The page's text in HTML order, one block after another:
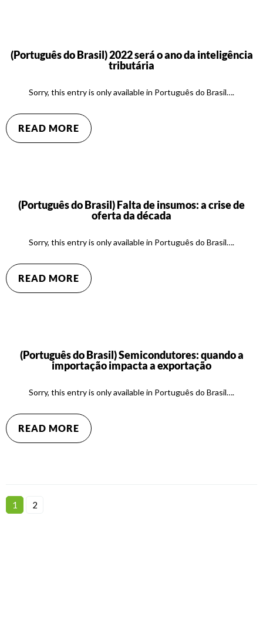
(Português do Brasil) 2022 será o ano da inteligência
tributária
Sorry, this entry is only available in Português do Brasil….
READ MORE
(Português do Brasil) Falta de insumos: a crise de
oferta da década
Sorry, this entry is only available in Português do Brasil….
READ MORE
(Português do Brasil) Semicondutores: quando a
importação impacta a exportação
Sorry, this entry is only available in Português do Brasil….
READ MORE
1 2